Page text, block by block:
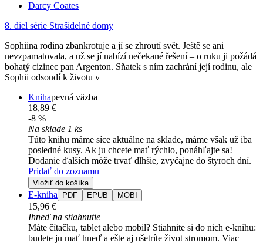
Darcy Coates
8. diel série Strašidelné domy
Sophiina rodina zbankrotuje a jí se zhroutí svět. Ještě se ani
nevzpamatovala, a už se jí nabízí nečekané řešení – o ruku ji požádá
bohatý cizinec pan Argenton. Sňatek s ním zachrání její rodinu, ale
Sophii odsoudí k životu v
Knihapevná väzba
18,89 €
-8 %
Na sklade 1 ks
Túto knihu máme síce aktuálne na sklade, máme však už iba
posledné kusy. Ak ju chcete mať rýchlo, ponáhľajte sa!
Dodanie ďalších môže trvať dlhšie, zvyčajne do štyroch dní.
Pridať do zoznamu
Vložiť do košíka
E-kniha PDF EPUB MOBI
15,96 €
Ihneď na stiahnutie
Máte čítačku, tablet alebo mobil? Stiahnite si do nich e-knihu:
budete ju mať hneď a ešte aj ušetríte život stromom. Viac